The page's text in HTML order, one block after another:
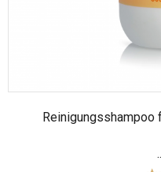
Reinigungsshampoo